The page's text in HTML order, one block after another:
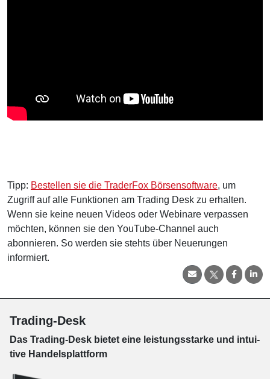
Tipp: Bestellen sie die TraderFox Börsensoftware, um
Zugriff auf alle Funktionen am Trading Desk zu erhalten.
Wenn sie keine neuen Videos oder Webinare verpassen
möchten, können sie den YouTube-Channel auch
abonnieren. So werden sie stehts über Neuerungen
informiert.
Trading-Desk
Das Trading-Desk bie­tet eine leis­tungs­star­ke und in­tui­
tive Han­dels­platt­form